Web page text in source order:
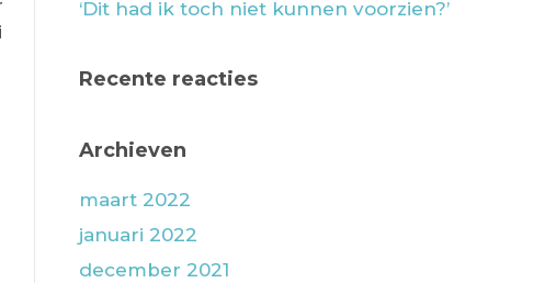
‘Dit had ik toch niet kunnen voorzien?’
Recente reacties
Archieven
maart 2022
januari 2022
december 2021